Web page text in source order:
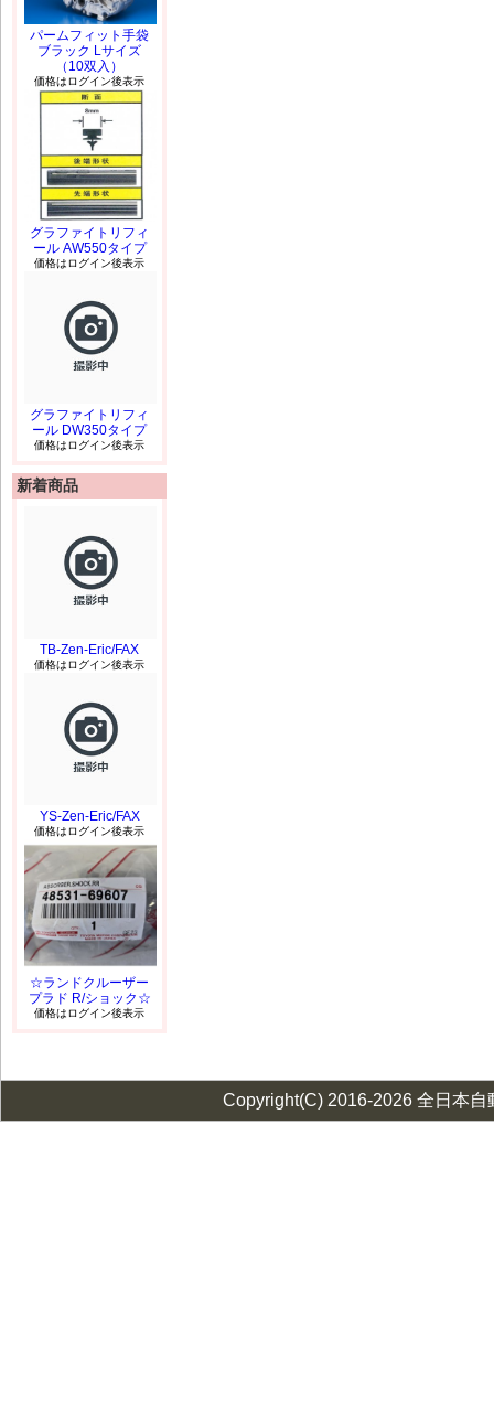
パームフィット手袋
ブラック Lサイズ
（10双入）
価格はログイン後表示
グラファイトリフィ
ール AW550タイプ
価格はログイン後表示
グラファイトリフィ
ール DW350タイプ
価格はログイン後表示
新着商品
TB-Zen-Eric/FAX
価格はログイン後表示
YS-Zen-Eric/FAX
価格はログイン後表示
☆ランドクルーザー
プラド R/ショック☆
価格はログイン後表示
Copyright(C) 2016-2026 全日本